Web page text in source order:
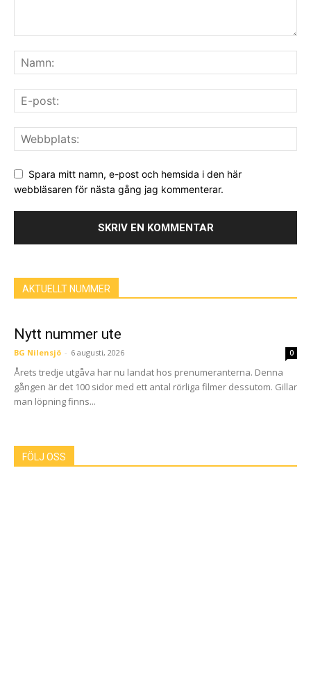
Spara mitt namn, e-post och hemsida i den här
webbläsaren för nästa gång jag kommenterar.
AKTUELLT NUMMER
Nytt nummer ute
BG Nilensjö - 6 augusti, 2026 0
Årets tredje utgåva har nu landat hos prenumeranterna. Denna
gången är det 100 sidor med ett antal rörliga filmer dessutom. Gillar
man löpning finns...
FÖLJ OSS